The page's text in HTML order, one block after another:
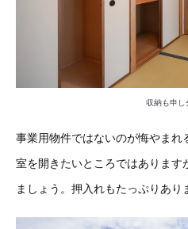
収納も申し
事業用物件ではないのが悔やまれ
室を開きたいところではありま
ましょう。押入れもたっぷりあり